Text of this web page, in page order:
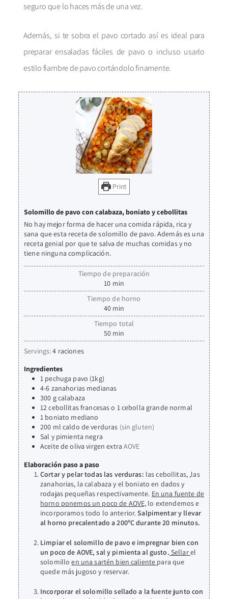
seguro que lo haces más de una vez.
Además, si te sobra el pavo cortado así es ideal para
preparar ensaladas fáciles de pavo o incluso usarlo
estilo fiambre de pavo cortándolo finamente.
Print
Solomillo de pavo con calabaza, boniato y cebollitas
No hay mejor forma de hacer una comida rápida, rica y
sana que esta receta de solomillo de pavo. Además es una
receta genial por que te salva de muchas comidas y no
tiene ninguna complicación.
Tiempo de preparación
10 min
Tiempo de horno
40 min
Tiempo total
50 min
Servings:4 raciones
Ingredientes
1 pechuga pavo (1kg)
4-6 zanahorias medianas
300 gcalabaza
12cebollitas francesas o 1 cebolla grande normal
1 boniato mediano
200 ml caldo de verduras (sin gluten)
Sal y pimienta negra
Aceite de oliva virgen extra AOVE
Elaboración paso a paso
Cortar y pelar todas las verduras: las cebollitas, ,las
zanahorias, la calabaza y el boniato en dados y
rodajas pequeñas respectivamente. En una fuente de
horno ponemos un poco de AOVE, lo extendemos e
incorporamos todo lo anterior.Salpimentar y llevar
al horno precalentado a 200ºC durante 20 minutos.
Limpiar el solomillo de pavo e impregnar bien con
un poco de AOVE, sal y pimienta al gusto. Sellarel
solomilloen una sartén bien caliente para que
quede más jugoso y reservar.
Incorporar el solomillo sellado a la fuente junto con